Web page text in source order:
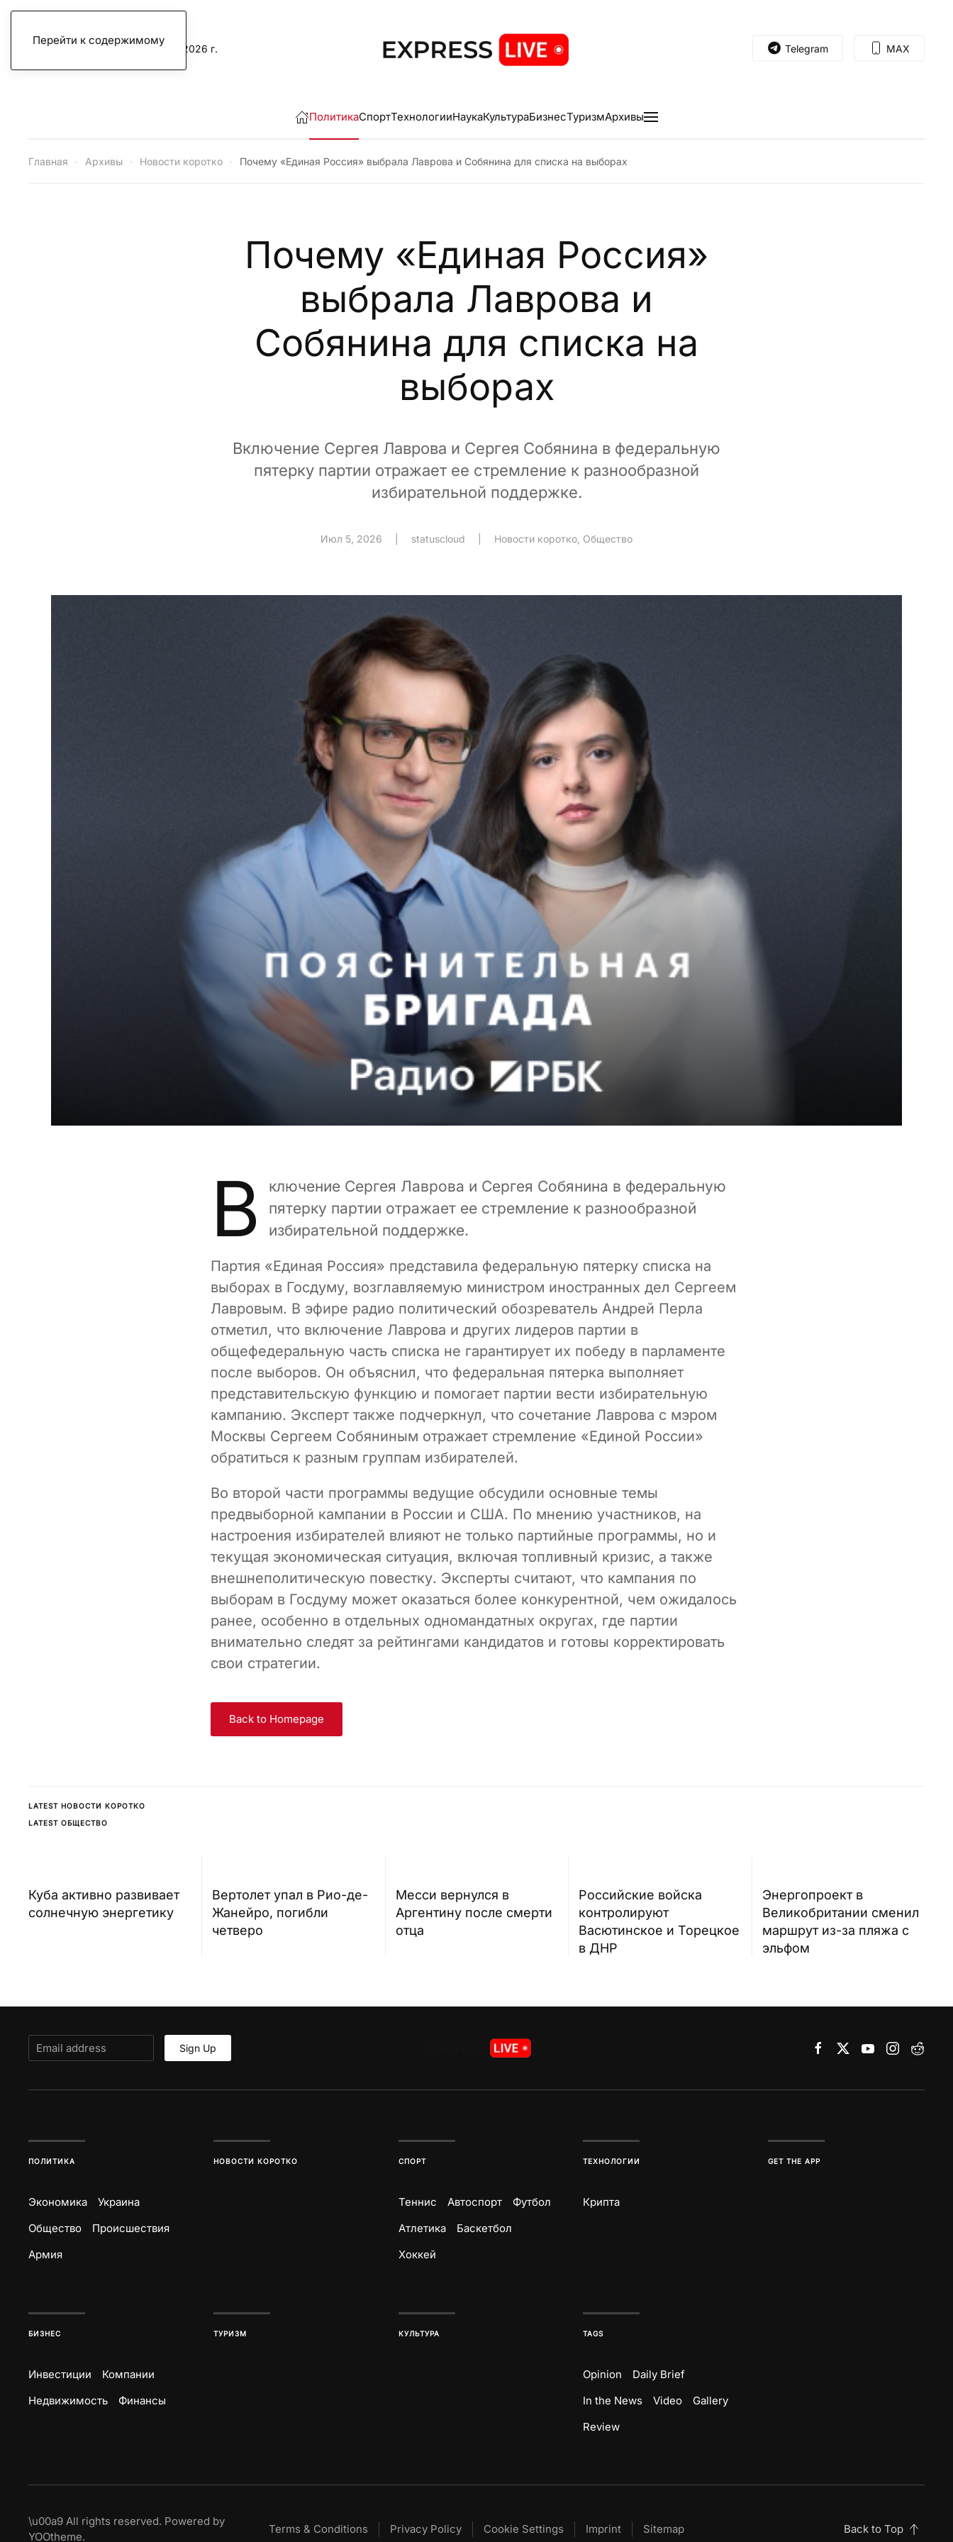
Перейти к содержимому
воскресенье, 9 августа 2026 г. Telegram MAX
ПолитикаСпортТехнологииНаукаКультураБизнесТуризмАрхивы
Главная Архивы Новости коротко Почему «Единая Россия» выбрала Лаврова и Собянина для списка на выборах
Почему «Единая Россия»
выбрала Лаврова и
Собянина для списка на
выборах
Включение Сергея Лаврова и Сергея Собянина в федеральную
пятерку партии отражает ее стремление к разнообразной
избирательной поддержке.
Июл 5, 2026 statuscloud Новости коротко Общество
В
ключение Сергея Лаврова и Сергея Собянина в федеральную
пятерку партии отражает ее стремление к разнообразной
избирательной поддержке.
Партия «Единая Россия» представила федеральную пятерку списка на
выборах в Госдуму, возглавляемую министром иностранных дел Сергеем
Лавровым. В эфире радио политический обозреватель Андрей Перла
отметил, что включение Лаврова и других лидеров партии в
общефедеральную часть списка не гарантирует их победу в парламенте
после выборов. Он объяснил, что федеральная пятерка выполняет
представительскую функцию и помогает партии вести избирательную
кампанию. Эксперт также подчеркнул, что сочетание Лаврова с мэром
Москвы Сергеем Собяниным отражает стремление «Единой России»
обратиться к разным группам избирателей.
Во второй части программы ведущие обсудили основные темы
предвыборной кампании в России и США. По мнению участников, на
настроения избирателей влияют не только партийные программы, но и
текущая экономическая ситуация, включая топливный кризис, а также
внешнеполитическую повестку. Эксперты считают, что кампания по
выборам в Госдуму может оказаться более конкурентной, чем ожидалось
ранее, особенно в отдельных одномандатных округах, где партии
внимательно следят за рейтингами кандидатов и готовы корректировать
свои стратегии.
Back to Homepage
LATEST НОВОСТИ КОРОТКО
LATEST ОБЩЕСТВО
Куба активно развивает
солнечную энергетику
Вертолет упал в Рио-де-
Жанейро, погибли
четверо
Месси вернулся в
Аргентину после смерти
отца
Российские войска
контролируют
Васютинское и Торецкое
в ДНР
Энергопроект в
Великобритании сменил
маршрут из-за пляжа с
эльфом
Sign Up
ПОЛИТИКА
Экономика
Украина
Общество
Происшествия
Армия
НОВОСТИ КОРОТКО СПОРТ
Теннис Автоспорт
Футбол
Атлетика
Баскетбол
Хоккей
ТЕХНОЛОГИИ
Крипта
GET THE APP
БИЗНЕС
Инвестиции
Компании
Недвижимость
Финансы
ТУРИЗМ КУЛЬТУРА TAGS
Opinion
Daily Brief
In the News
Video
Gallery
Review
\u00a9 All rights reserved. Powered by
YOOtheme.
Terms & Conditions Privacy Policy Cookie Settings Imprint Sitemap Back to Top